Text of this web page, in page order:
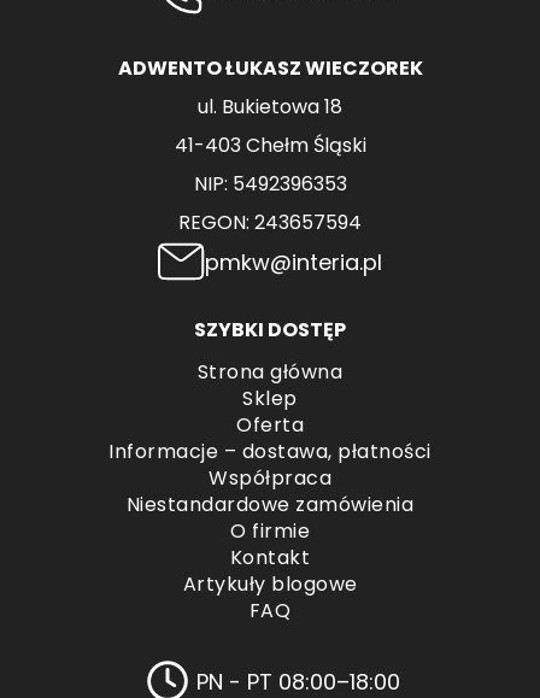
ADWENTO ŁUKASZ WIECZOREK
ul. Bukietowa 18
41-403 Chełm Śląski
NIP: 5492396353
REGON: 243657594
pmkw@interia.pl
SZYBKI DOSTĘP
Strona główna
Sklep
Oferta
Informacje – dostawa, płatności
Współpraca
Niestandardowe zamówienia
O firmie
Kontakt
Artykuły blogowe
FAQ
PN - PT 08:00–18:00